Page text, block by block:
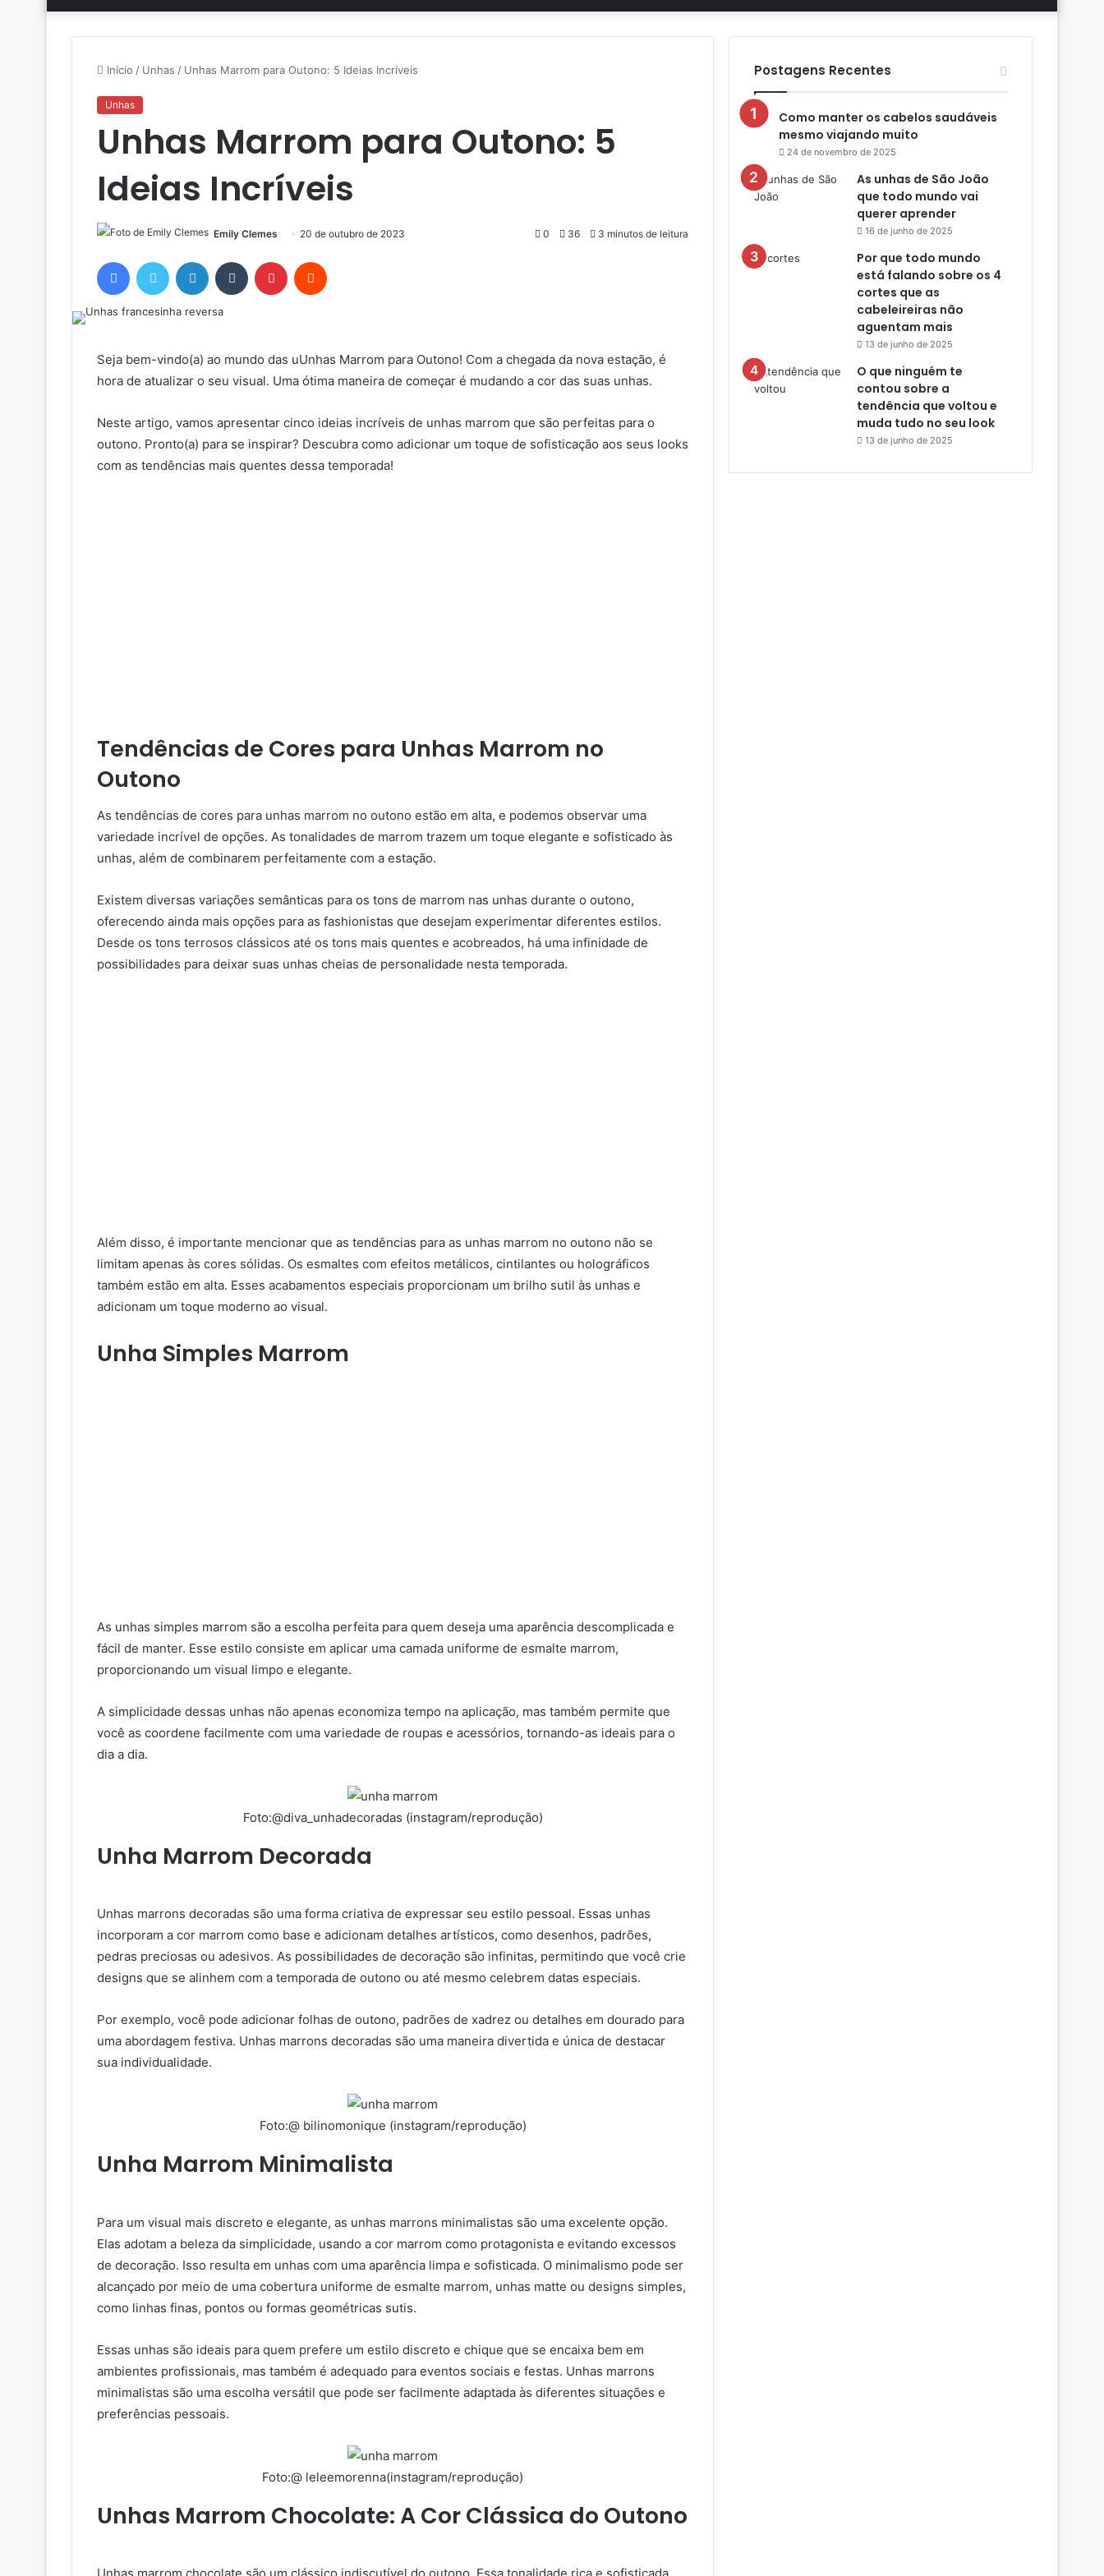
por
skin
aleatório
Início / Unhas / Unhas Marrom para Outono: 5 Ideias Incríveis
Unhas
Unhas Marrom para Outono: 5
Ideias Incríveis
Emily Clemes 20 de outubro de 2023 0 36 3 minutos de leitura
FacebookTwitter Linkedin Tumblr Pinterest
Seja bem-vindo(a) ao mundo das uUnhas Marrom para Outono! Com a chegada da nova estação, é
hora de atualizar o seu visual. Uma ótima maneira de começar é mudando a cor das suas unhas.
Neste artigo, vamos apresentar cinco ideias incríveis de unhas marrom que são perfeitas para o
outono. Pronto(a) para se inspirar? Descubra como adicionar um toque de sofisticação aos seus looks
com as tendências mais quentes dessa temporada!
Tendências de Cores para Unhas Marrom no
Outono
As tendências de cores para unhas marrom no outono estão em alta, e podemos observar uma
variedade incrível de opções. As tonalidades de marrom trazem um toque elegante e sofisticado às
unhas, além de combinarem perfeitamente com a estação.
Existem diversas variações semânticas para os tons de marrom nas unhas durante o outono,
oferecendo ainda mais opções para as fashionistas que desejam experimentar diferentes estilos.
Desde os tons terrosos clássicos até os tons mais quentes e acobreados, há uma infinidade de
possibilidades para deixar suas unhas cheias de personalidade nesta temporada.
Além disso, é importante mencionar que as tendências para as unhas marrom no outono não se
limitam apenas às cores sólidas. Os esmaltes com efeitos metálicos, cintilantes ou holográficos
também estão em alta. Esses acabamentos especiais proporcionam um brilho sutil às unhas e
adicionam um toque moderno ao visual.
Unha Simples Marrom
As unhas simples marrom são a escolha perfeita para quem deseja uma aparência descomplicada e
fácil de manter. Esse estilo consiste em aplicar uma camada uniforme de esmalte marrom,
proporcionando um visual limpo e elegante.
A simplicidade dessas unhas não apenas economiza tempo na aplicação, mas também permite que
você as coordene facilmente com uma variedade de roupas e acessórios, tornando-as ideais para o
dia a dia.
Foto:@diva_unhadecoradas (instagram/reprodução)
Unha Marrom Decorada
Unhas marrons decoradas são uma forma criativa de expressar seu estilo pessoal. Essas unhas
incorporam a cor marrom como base e adicionam detalhes artísticos, como desenhos, padrões,
pedras preciosas ou adesivos. As possibilidades de decoração são infinitas, permitindo que você crie
designs que se alinhem com a temporada de outono ou até mesmo celebrem datas especiais.
Por exemplo, você pode adicionar folhas de outono, padrões de xadrez ou detalhes em dourado para
uma abordagem festiva. Unhas marrons decoradas são uma maneira divertida e única de destacar
sua individualidade.
Foto:@ bilinomonique (instagram/reprodução)
Unha Marrom Minimalista
Para um visual mais discreto e elegante, as unhas marrons minimalistas são uma excelente opção.
Elas adotam a beleza da simplicidade, usando a cor marrom como protagonista e evitando excessos
de decoração. Isso resulta em unhas com uma aparência limpa e sofisticada. O minimalismo pode ser
alcançado por meio de uma cobertura uniforme de esmalte marrom, unhas matte ou designs simples,
como linhas finas, pontos ou formas geométricas sutis.
Essas unhas são ideais para quem prefere um estilo discreto e chique que se encaixa bem em
ambientes profissionais, mas também é adequado para eventos sociais e festas. Unhas marrons
minimalistas são uma escolha versátil que pode ser facilmente adaptada às diferentes situações e
preferências pessoais.
Foto:@ leleemorenna(instagram/reprodução)
Unhas Marrom Chocolate: A Cor Clássica do Outono
Postagens Recentes
Como manter os cabelos saudáveis
mesmo viajando muito
24 de novembro de 2025
As unhas de São João
que todo mundo vai
querer aprender
16 de junho de 2025
Por que todo mundo
está falando sobre os 4
cortes que as
cabeleireiras não
aguentam mais
13 de junho de 2025
O que ninguém te
contou sobre a
tendência que voltou e
muda tudo no seu look
13 de junho de 2025